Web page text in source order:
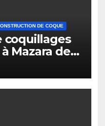
DE COQUE
coquillages
Mazara del